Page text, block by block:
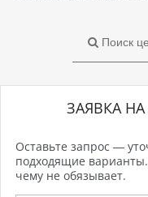
Поиск
ЗАЯВКА
Оставьте запрос —
подходящие
чему не обязывает.